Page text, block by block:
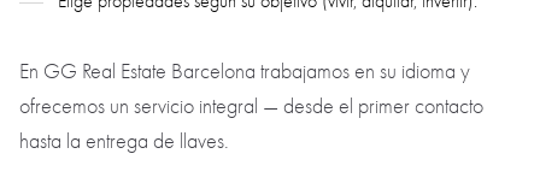
En GG Real Estate Barcelona trabajamos en su idioma y
ofrecemos un servicio integral — desde el primer contacto
hasta la entrega de llaves.